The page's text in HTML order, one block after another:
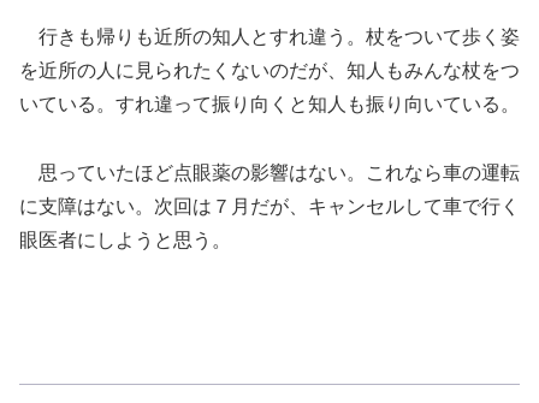
行きも帰りも近所の知人とすれ違う。杖をついて歩く姿
を近所の人に見られたくないのだが、知人もみんな杖をつ
いている。すれ違って振り向くと知人も振り向いている。
思っていたほど点眼薬の影響はない。これなら車の運転
に支障はない。次回は７月だが、キャンセルして車で行く
眼医者にしようと思う。